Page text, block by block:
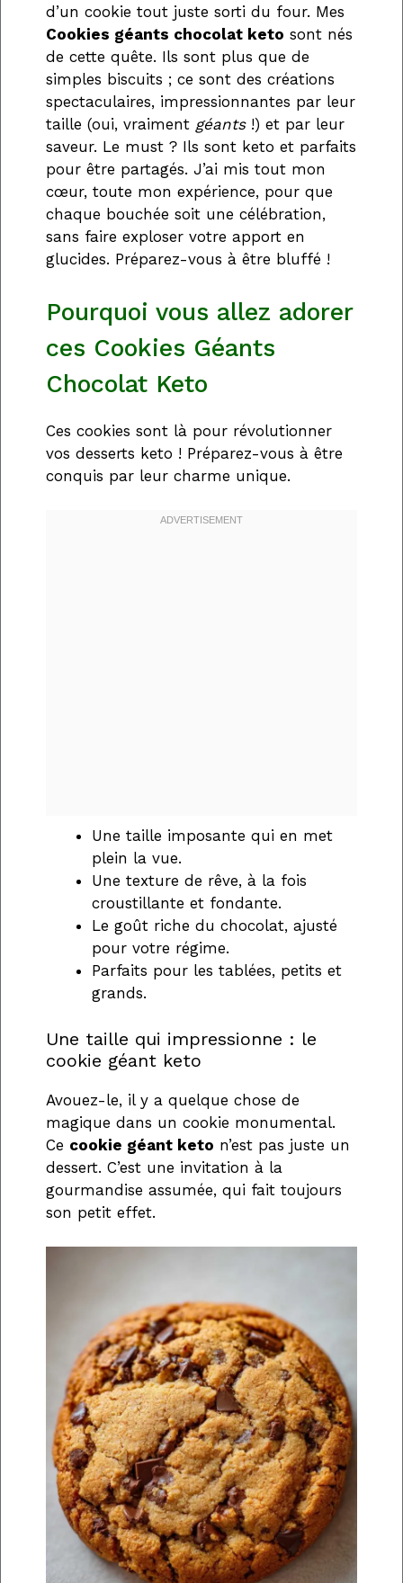
d’un cookie tout juste sorti du four. Mes
Cookies géants chocolat keto sont nés
de cette quête. Ils sont plus que de
simples biscuits ; ce sont des créations
spectaculaires, impressionnantes par leur
taille (oui, vraiment géants!) et par leur
saveur. Le must ? Ils sont keto et parfaits
pour être partagés. J’ai mis tout mon
cœur, toute mon expérience, pour que
chaque bouchée soit une célébration,
sans faire exploser votre apport en
glucides. Préparez-vous à être bluffé !
Pourquoi vous allez adorer
ces Cookies Géants
Chocolat Keto
Ces cookies sont là pour révolutionner
vos desserts keto ! Préparez-vous à être
conquis par leur charme unique.
Une taille imposante qui en met
plein la vue.
Une texture de rêve, à la fois
croustillante et fondante.
Le goût riche du chocolat, ajusté
pour votre régime.
Parfaits pour les tablées, petits et
grands.
Une taille qui impressionne : le
cookie géant keto
Avouez-le, il y a quelque chose de
magique dans un cookie monumental.
Ce cookie géant keto n’est pas juste un
dessert. C’est une invitation à la
gourmandise assumée, qui fait toujours
son petit effet.